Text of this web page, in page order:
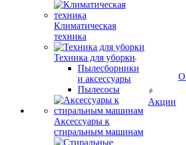
Климатическая
техника
Техника для уборки
Пылесборники
и аксессуары
Пылесосы
Аксессуары к
стиральным машинам
Акции
О